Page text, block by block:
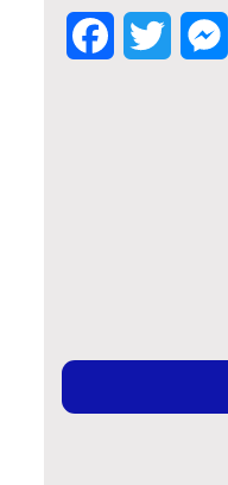
FacebookTwitter